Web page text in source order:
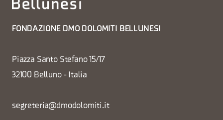
FONDAZIONE DMO DOLOMITI BELLUNESI
Piazza Santo Stefano 15/17
32100 Belluno - Italia
segreteria@dmodolomiti.it